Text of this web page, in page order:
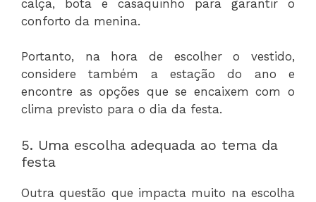
calça, bota e casaquinho para garantir o
conforto da menina.
Portanto, na hora de escolher o vestido,
considere também a estação do ano e
encontre as opções que se encaixem com o
clima previsto para o dia da festa.
5. Uma escolha adequada ao tema da
festa
Outra questão que impacta muito na escolha